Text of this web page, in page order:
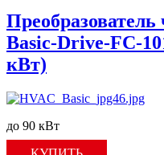
Basic-Drive-FC-
кВт)
до 90 кВт